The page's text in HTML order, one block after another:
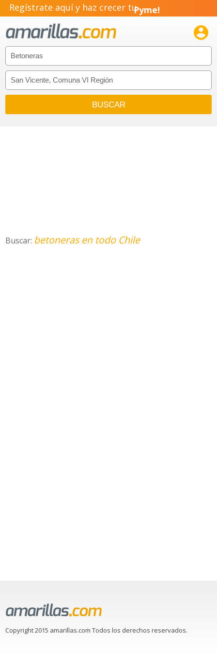
Regístrate aquí y haz crecer tuPyme!
Emprendimiento!

Buscar: betoneras en todo Chile
Copyright 2015 amarillas.com Todos los derechos reservados.